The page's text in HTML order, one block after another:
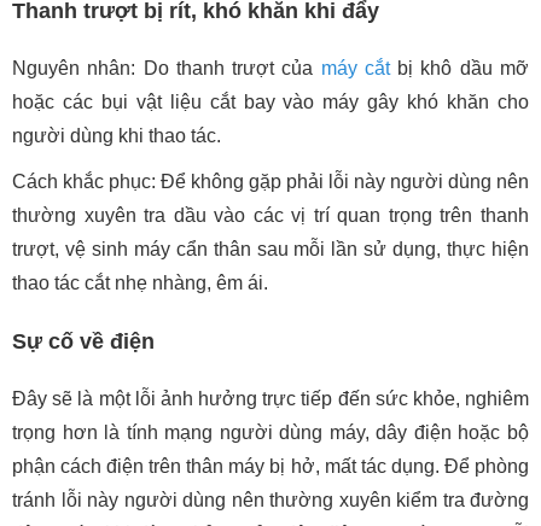
Thanh trượt bị rít, khó khăn khi đẩy
Nguyên nhân: Do thanh trượt của máy cắtbị khô dầu mỡ
hoặc các bụi vật liệu cắt bay vào máy gây khó khăn cho
người dùng khi thao tác.
Cách khắc phục: Để không gặp phải lỗi này người dùng nên
thường xuyên tra dầu vào các vị trí quan trọng trên thanh
trượt, vệ sinh máy cẩn thân sau mỗi lần sử dụng, thực hiện
thao tác cắt nhẹ nhàng, êm ái.
Sự cố về điện
Đây sẽ là một lỗi ảnh hưởng trực tiếp đến sức khỏe, nghiêm
trọng hơn là tính mạng người dùng máy, dây điện hoặc bộ
phận cách điện trên thân máy bị hở, mất tác dụng. Để phòng
tránh lỗi này người dùng nên thường xuyên kiểm tra đường